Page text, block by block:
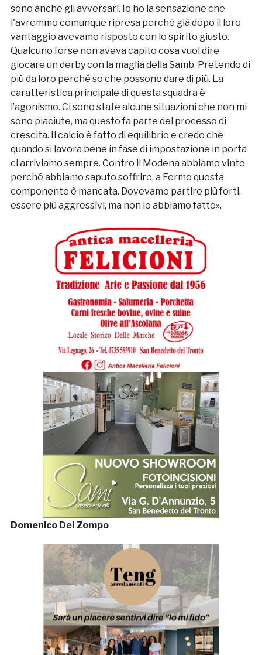
sono anche gli avversari. Io ho la sensazione che
l'avremmo comunque ripresa perchè già dopo il loro
vantaggio avevamo risposto con lo spirito giusto.
Qualcuno forse non aveva capito cosa vuol dire
giocare un derby con la maglia della Samb. Pretendo di
più da loro perché so che possono dare di più. La
caratteristica principale di questa squadra è
l’agonismo. Ci sono state alcune situazioni che non mi
sono piaciute, ma questo fa parte del processo di
crescita. Il calcio è fatto di equilibrio e credo che
quando si lavora bene in fase di impostazione in porta
ci arriviamo sempre. Contro il Modena abbiamo vinto
perché abbiamo saputo soffrire, a Fermo questa
componente è mancata. Dovevamo partire più forti,
essere più aggressivi, ma non lo abbiamo fatto».
Domenico Del Zompo